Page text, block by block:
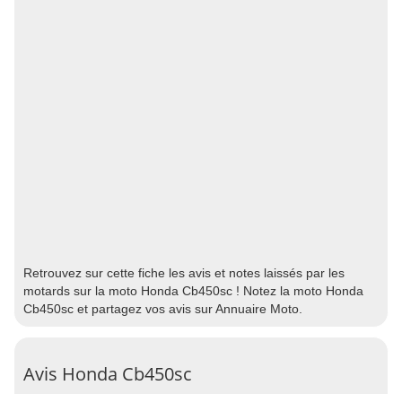
Retrouvez sur cette fiche les avis et notes laissés par les
motards sur la moto Honda Cb450sc ! Notez la moto Honda
Cb450sc et partagez vos avis sur Annuaire Moto.
Avis Honda Cb450sc